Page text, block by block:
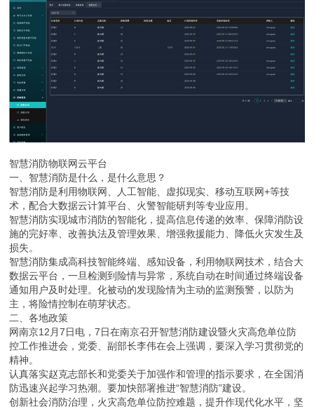
智慧消防物联网云平台
一、智慧消防是什么，是什么意思？
智慧消防是利用物联网、人工智能、虚拟现实、移动互联网+等技
术，配合大数据云计算平台、火警智能研判等专业应用。
智慧消防实现城市消防的智能化，提高信息传递的效率、保障消防设
施的完好率、改善执法及管理效果、增强救援能力、降低火灾发生及
损失。
智慧消防集成高科技智能终端、感知设备，利用物联网技术，结合大
数据云平台，一旦检测到险情与异常，系统自动在时间通过终端设备
通知用户及时处理。化被动的发现险情为主动的监测预警，以防为
主，将险情控制在萌芽状态。
二、各地政策
网南京12月7日电，7日在南京召开智慧消防建设暨火灾高危单位防
控工作推进会，党委、副部长李伟在会上强调，要深入学习贯彻党的
精神。
认真落实赵克志部长和党委关于加强作和管理的指示要求，在全国消
防迅速兴起学习热潮。要加快部署推进“智慧消防”建设。
创新社会消防治理，火灾高危单位防控难题，提升作现代化水平，坚